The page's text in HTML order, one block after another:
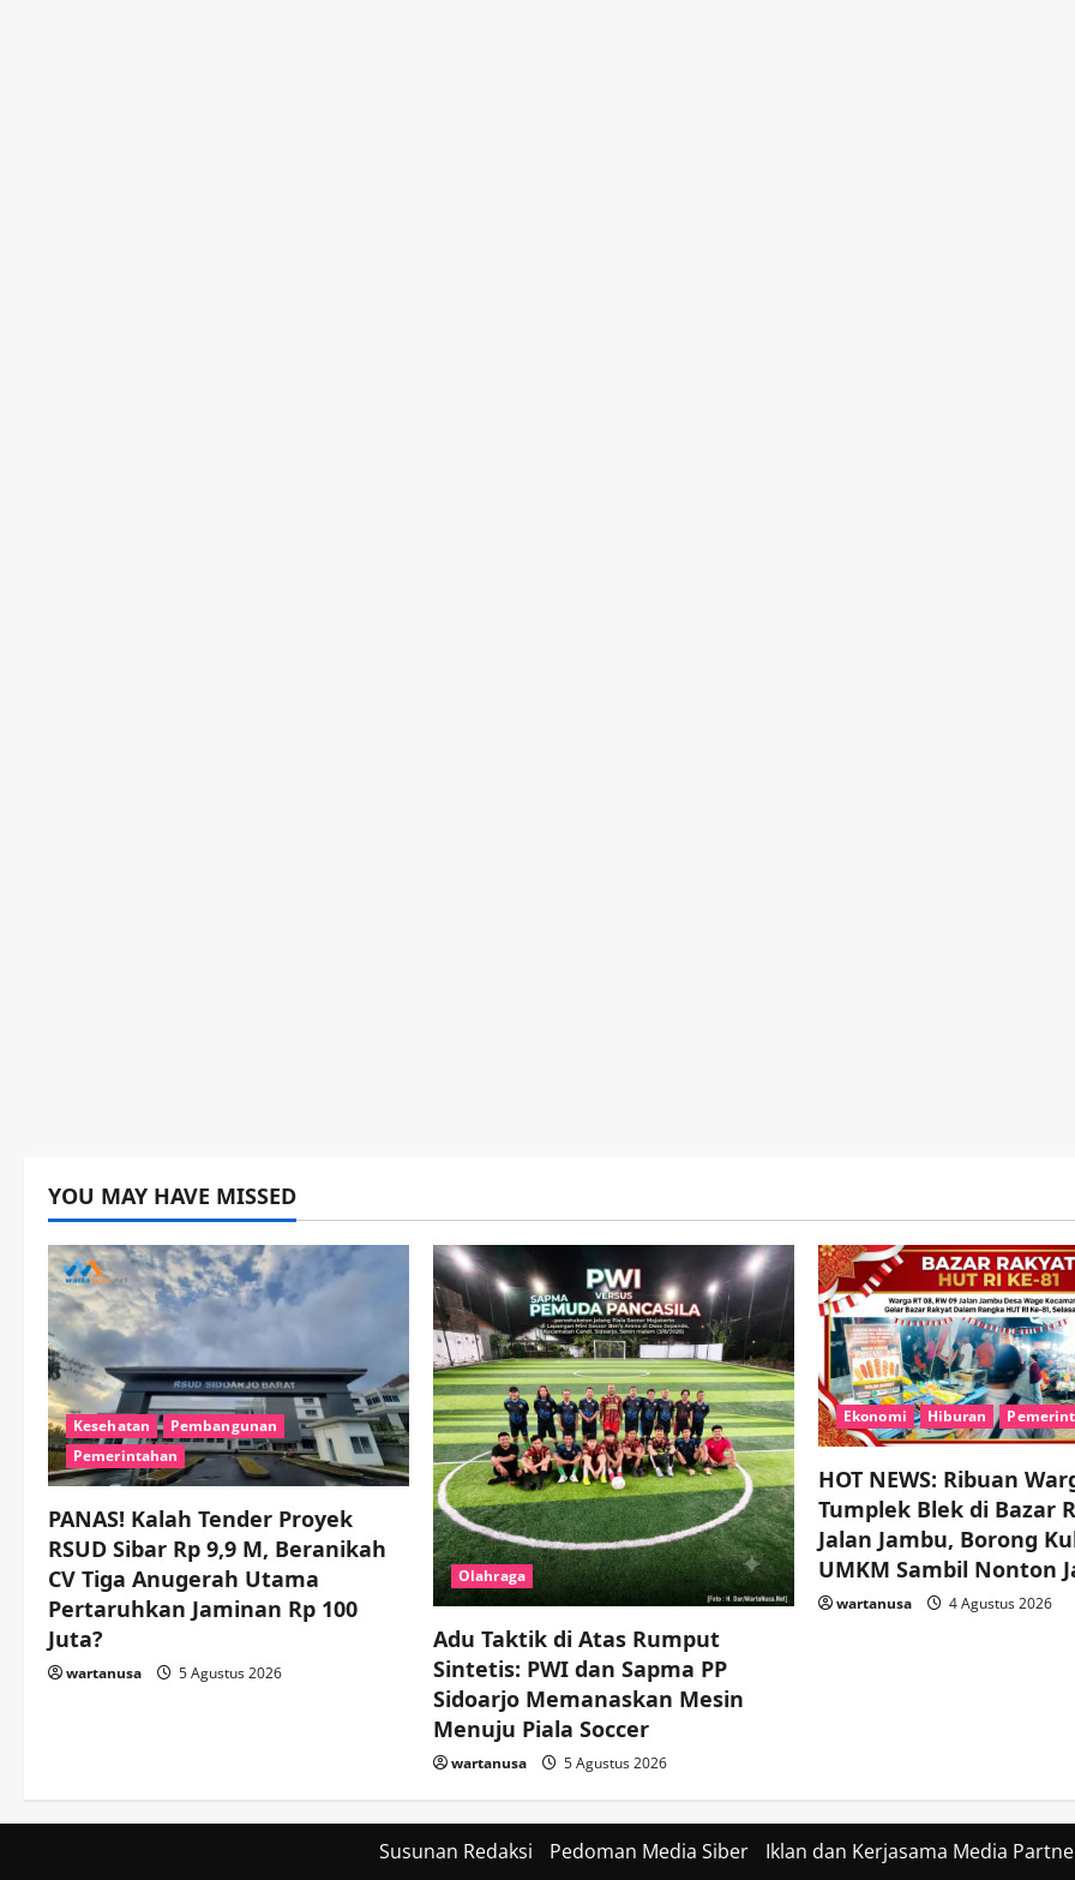
YOU MAY HAVE MISSED
Kesehatan
Pembangunan
Pemerintahan
PANAS! Kalah Tender Proyek
RSUD Sibar Rp 9,9 M, Beranikah
CV Tiga Anugerah Utama
Pertaruhkan Jaminan Rp 100
Juta?
wartanusa 5 Agustus 2026
Olahraga
Adu Taktik di Atas Rumput
Sintetis: PWI dan Sapma PP
Sidoarjo Memanaskan Mesin
Menuju Piala Soccer
wartanusa 5 Agustus 2026
Ekonomi Hiburan
HOT NEWS: Ribuan
Tumplek Blek di Bazar
Jalan Jambu, Borong
UMKM Sambil Nonton
wartanusa 4 Agustus 2026
Susunan Redaksi Pedoman Media Siber Iklan dan Kerjasama Media